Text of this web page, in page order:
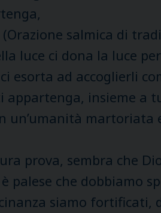
salmica di
luce ci dona la luce
esorta ad accoglierli
insieme a
un’umanità
prova, sembra che
palese che
siamo